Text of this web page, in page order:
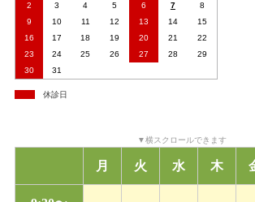
2
3 4 5 6 7
8
9
10 11 12 13 14
15
16
17 18 19 20 21
22
23
24 25 26 27 28
29
30
31
休診日
月 火 水 木